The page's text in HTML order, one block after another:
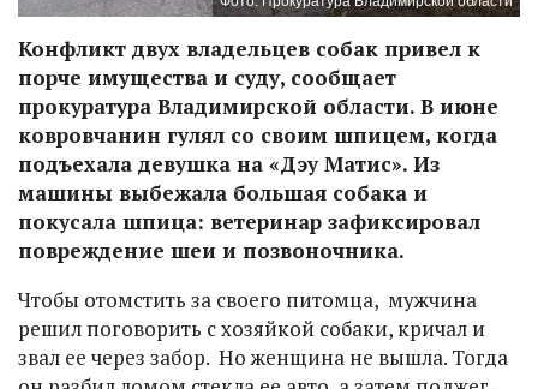
Конфликт двух владельцев собак привел к
порче имущества и суду, сообщает
прокуратура Владимирской области. В июне
ковровчанин гулял со своим шпицем, когда
подъехала девушка на «Дэу Матис». Из
машины выбежала большая собака и
покусала шпица: ветеринар зафиксировал
повреждение шеи и позвоночника.
Чтобы отомстить за своего питомца, мужчина
решил поговорить с хозяйкой собаки, кричал и
звал ее через забор. Но женщина не вышла. Тогда